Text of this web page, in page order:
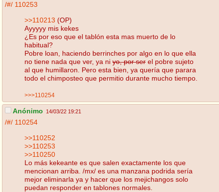
/#/ 110253
>>110213 (OP)
Ayyyyy mis kekes
¿Es por eso que el tablón esta mas muerto de lo
habitual?
Pobre loan, haciendo berrinches por algo en lo que ella
no tiene nada que ver, ya ni yo, por ser el pobre sujeto
al que humillaron. Pero esta bien, ya quería que parara
todo el chimposteo que permitio durante mucho tiempo.
>>>110254
Anónimo 14/03/22 19:21
/#/ 110254
>>110252
>>110253
>>110250
Lo más kekeante es que salen exactamente los que
mencionan arriba. /mx/ es una manzana podrida sería
mejor eliminarla ya y hacer que los mejichangos solo
puedan responder en tablones normales.